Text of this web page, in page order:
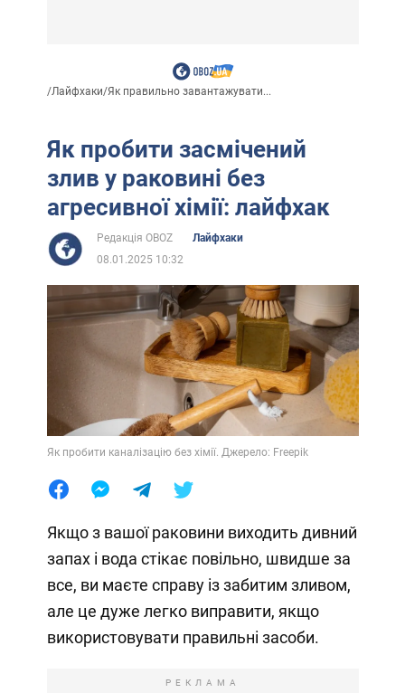
/Лайфхаки/Як правильно завантажувати...
Як пробити засмічений
злив у раковині без
агресивної хімії: лайфхак
Редакція OBOZ
Лайфхаки
08.01.2025 10:32
Як пробити каналізацію без хімії. Джерело: Freepik
Якщо з вашої раковини виходить дивний
запах і вода стікає повільно, швидше за
все, ви маєте справу із забитим зливом,
але це дуже легко виправити, якщо
використовувати правильні засоби.
РЕКЛАМА